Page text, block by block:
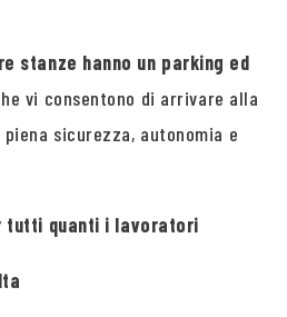
stanze hanno un parking ed
vi consentono di arrivare alla
sicurezza, autonomia e
tutti quanti i lavoratori